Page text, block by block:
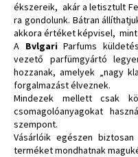
ékszereik, akár a letisztult
ra gondolunk. Bátran
akkora értéket képvisel, mint
A BvlgariParfums
vezető parfümgyártó
hozzanak, amelyek „nagy
forgalmazást élveznek.
Mindezek mellett csak
csomagolóanyagokat
szempont.
Vásárlóik egészen
terméket mondhatnak